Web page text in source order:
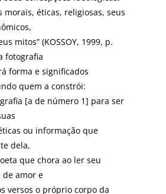
morais, éticas, religiosas, seus
mitos” (KOSSOY, 1999, p.
fotografia
forma e significados
quem a constrói:
[a de número 1] para ser
ou informação que
dela,
que chora ao ler seu
de amor e
versos o próprio corpo da